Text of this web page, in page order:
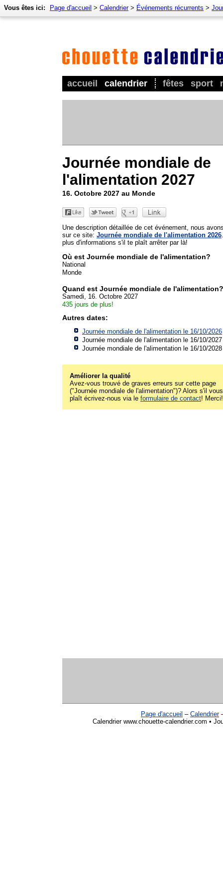
accueil calendrier fêtes sport
Vous êtes ici: Page d'accueil > Calendrier> Événements récurrents >
Journée mondiale de
l'alimentation 2027
16. Octobre 2027 au Monde
Une description détaillée de cet événement, nous
sur ce site: Journée mondiale de l'alimentation 2026
plus d'informations s'il te plaît arrêter par là!
Où est Journée mondiale de l'alimentation?
National
Monde
Quand est Journée mondiale de l'alimentation?
Samedi, 16. Octobre 2027
435 jours de plus!
Autres dates:
Journée mondiale de l'alimentation le 16/10/2026
Journée mondiale de l'alimentation le 16/10/2027
Journée mondiale de l'alimentation le 16/10/2028
Améliorer la qualité
Avez-vous trouvé de graves erreurs sur cette page
("Journée mondiale de l'alimentation")? Alors s'il vous
plaît écrivez-nous via le formulaire de contact! Merci!
Page d'accueil – Calendrier
Calendrier www.chouette-calendrier.com •